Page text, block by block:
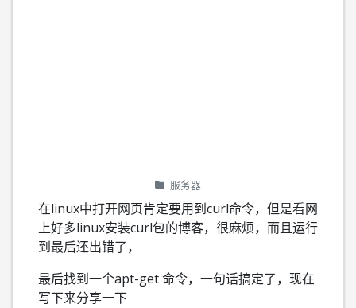
服务器
在linux中打开网页肯定要用到curl命令，但是看网
上好多linux安装curl包的博客，很麻烦，而且运行
到最后还出错了，
最后找到一个apt-get 命令，一句话搞定了，现在
写下来分享一下